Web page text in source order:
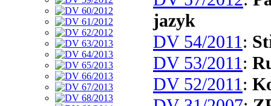
jazyk
DV 54/2011:
DV 53/2011:
DV 52/2011: